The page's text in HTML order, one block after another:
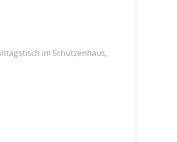
im Schützenhaus,